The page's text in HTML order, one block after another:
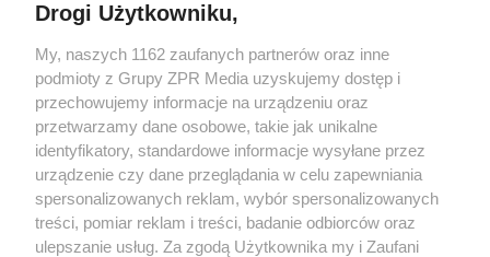
ZOBACZ WIĘCEJ
Drogi Użytkowniku,
My, naszych 1162 zaufanych partnerów oraz inne
podmioty z Grupy ZPR Media uzyskujemy dostęp i
przechowujemy informacje na urządzeniu oraz
przetwarzamy dane osobowe, takie jak unikalne
identyfikatory, standardowe informacje wysyłane przez
urządzenie czy dane przeglądania w celu zapewniania
spersonalizowanych reklam, wybór spersonalizowanych
treści, pomiar reklam i treści, badanie odbiorców oraz
ulepszanie usług. Za zgodą Użytkownika my i Zaufani